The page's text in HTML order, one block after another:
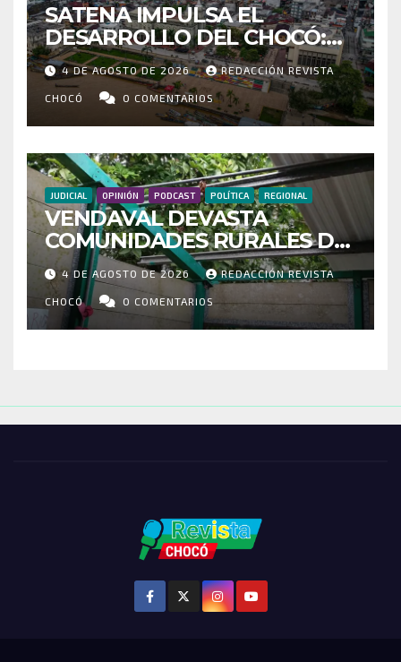
SATENA IMPULSA EL
DESARROLLO DEL CHOCÓ:
MÁS DE 35 MIL PASAJEROS
MOVILIZADOS Y NUEVAS
RUTAS FORTALECEN LA
CONECTIVIDAD
4 DE AGOSTO DE 2026 REDACCIÓN REVISTA
CHOCÓ 0 COMENTARIOS
JUDICIAL OPINIÓN PODCAST POLÍTICA REGIONAL
VENDAVAL DEVASTA
COMUNIDADES RURALES DE
RIOSUCIO: ESCUELAS,
VIVIENDAS Y CEMENTERIO
ENTRE LOS AFECTADOS
4 DE AGOSTO DE 2026 REDACCIÓN REVISTA
CHOCÓ 0 COMENTARIOS